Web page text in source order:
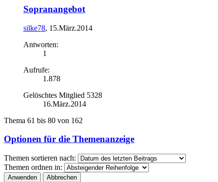
Sopranangebot
silke78, 15.März.2014
Antworten:
1
Aufrufe:
1.878
Gelöschtes Mitglied 5328
16.März.2014
Thema 61 bis 80 von 162
Optionen für die Themenanzeige
Themen sortieren nach:
Themen ordnen in: